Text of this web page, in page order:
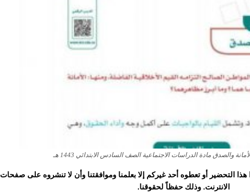
والصدق مادة الدراسات الاجتماعية الصف السادس الابتدائي 1443 هـ
هذا التحضير أو تعطوه أحد غيركم إلا بعلمنا وموافقتنا وأن لا تنشروه على صفحات
الانترنت. وذلك حفظاً لحقوقنا.